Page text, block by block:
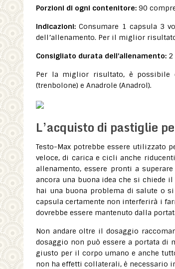
Porzioni di ogni contenitore: 90
Indicazioni: Consumare 1 capsula 3
dell’allenamento. Per il miglior
Consigliato durata dell’allenamento: 2
Per la miglior risultato, è possibile
(trenbolone) e Anadrole (Anadrol).
L’acquisto di pastiglie
Testo-Max potrebbe essere utilizzato
veloce, di carica e cicli anche
allenamento, essere pronti a
ancora una buona idea che si chiede
hai una buona problema di salute o
capsula certamente non interferirà i
dovrebbe essere mantenuto dalla
Non andare oltre il dosaggio
dosaggio non può essere a portata di
giusto per il corpo umano e anche
non ha effetti collaterali, è necessario